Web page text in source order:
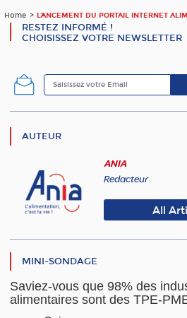
Home LANCEMENT DU PORTAIL INTERNET
RESTEZ INFORMÉ !
CHOISISSEZ VOTRE NEWSLETTER
AUTEUR
ANIA
Redacteur
All
MINI-SONDAGE
Saviez-vous que 98% des
alimentaires sont des TPE-